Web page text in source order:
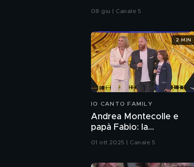
08 giu | Canale 5
IO CANTO FAMILY
Andrea Montecolle e
papà Fabio: la
presentazione
01 ott 2025 | Canale 5
2 MIN